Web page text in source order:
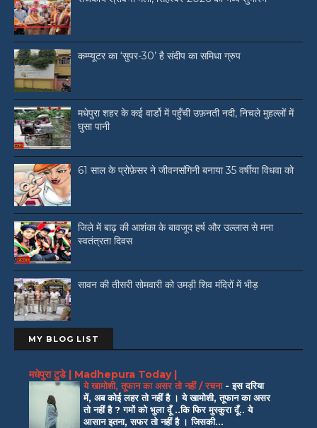
कम्प्यूटर का ‘सुपर-30’ है संदीप का समिधा ग्रुप
मधेपुरा शहर के कई वार्डो में पहुँची उफ़नती नदी, निचले मुहल्लों में
घुसा पानी
61 साल के प्रोफ़ेसर ने जीवनसंगिनी बनाया 35 वर्षीया विधवा को
जिले में बाढ़ की आशंका के बावजूद हर्ष और उल्लास से मना
स्वतंत्रता दिवस
सावन की तीसरी सोमवारी को उमड़ी शिव मंदिरों में भीड़
MY BLOG LIST
मधेपुरा टुडे | Madhepura Today |
ये खामोशी, तूफान का असर तो नहीं / रचना -इस दरिया
में, अब कोई लहर तो नहीं है । ये खामोशी, तूफान का असर
तो नहीं है ? गमों को भुला दूँ ..कि फिर मुस्कुरा दूँ.. ये
आसान इतना, सफर तो नहीं है । जिसकी...